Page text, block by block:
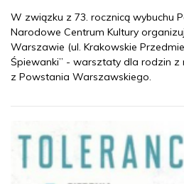
W związku z 73. rocznicą wybuchu
Narodowe Centrum Kultury
Warszawie (ul. Krakowskie
Śpiewanki” - warsztaty dla rodzin z
z Powstania Warszawskiego.